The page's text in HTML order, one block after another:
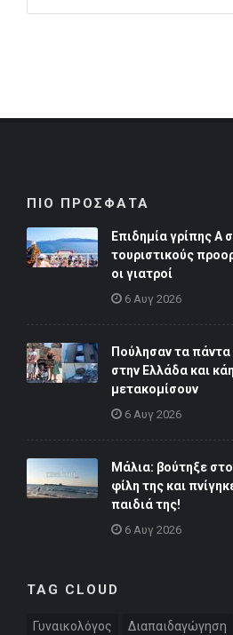
ΠΙΟ ΠΡΟΣΦΑΤΑ
Επιδημία γρίπης Α
τουριστικούς
οι γιατροί
6 Αυγ 2026
Πούλησαν τα πάντα
στην Ελλάδα και
μετακομίσουν
6 Αυγ 2026
Μάλια: βούτηξε
φίλη της και
παιδιά της!
6 Αυγ 2026
TAG CLOUD
Γυναικολόγος Διαπαιδαγώγηση